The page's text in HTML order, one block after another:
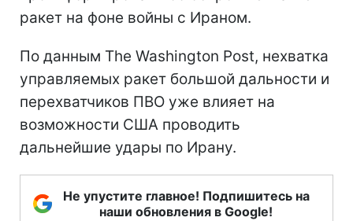
ракет на фоне войны с Ираном.
По данным The Washington Post, нехватка
управляемых ракет большой дальности и
перехватчиков ПВО уже влияет на
возможности США проводить
дальнейшие удары по Ирану.
Не упустите главное! Подпишитесь на
наши обновления в Google!